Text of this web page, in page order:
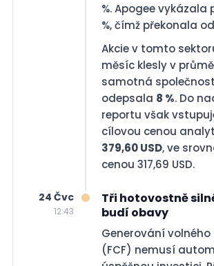
%. Apogee vykázala
%, čímž překonala
Akcie v tomto
měsíc klesly v
samotná
odepsala 8 %. Do
reportu však
cílovou cenou
379,60 USD, ve
cenou 317,69 USD.
24 Čvc
12:43
Tři hotovostně
budí obavy
Generování
(FCF) nemusí